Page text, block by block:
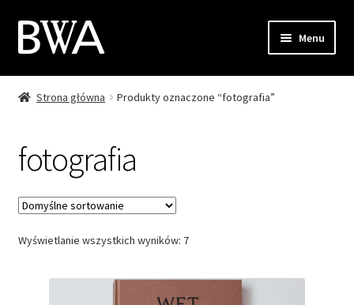
Przejdź
do
Przejdź
do
Menu
Sklep
Zamówienie
Strona główna Produkty oznaczone “fotografia”
fotografia
Wyświetlanie wszystkich wyników: 7